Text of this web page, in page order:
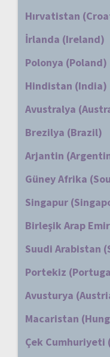
Hırvatistan
İrlanda (Ireland)
Polonya (Poland)
Hindistan (India)
Avustralya
Brezilya (Brazil)
Arjantin
Güney Afrika
Singapur
Birleşik Arap
Suudi Arabistan
Portekiz
Avusturya
Macaristan
Çek Cumhuriyeti